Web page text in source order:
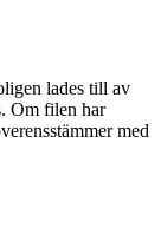
lades till av
Om filen har
med